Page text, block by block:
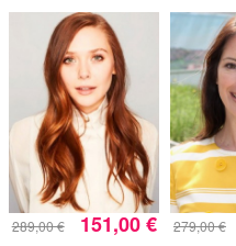
289,00 € 151,00 € 279,00 €